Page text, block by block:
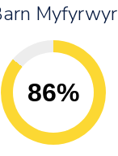
Myfyrwyr
86%